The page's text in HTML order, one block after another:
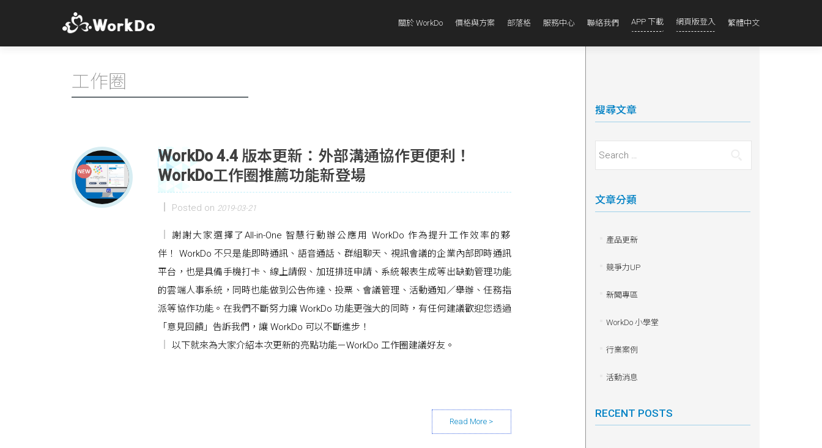
關於 WorkDo 價格與方案 部落格 服務中心 聯絡我們 APP 下載 網頁版登入 繁體中文
工作圈
WorkDo 4.4 版本更新：外部溝通協作更便利！
WorkDo工作圈推薦功能新登場
Posted on 2019-03-21
謝謝大家選擇了All-in-One 智慧行動辦公應用 WorkDo 作為提升工作效率的夥
伴！ WorkDo 不只是能即時通訊、語音通話、群組聊天、視訊會議的企業內部即時通訊
平台，也是具備手機打卡、線上請假、加班排班申請、系統報表生成等出缺勤管理功能
的雲端人事系統，同時也能做到公告佈達、投票、會議管理、活動通知／舉辦、任務指
派等協作功能。在我們不斷努力讓 WorkDo 功能更強大的同時，有任何建議歡迎您透過
「意見回饋」告訴我們，讓 WorkDo 可以不斷進步！
以下就來為大家介紹本次更新的亮點功能－WorkDo 工作圈建議好友。
搜尋文章
Search for:
文章分類
產品更新
競爭力UP
新聞專區
WorkDo 小學堂
行業案例
活動消息
RECENT POSTS